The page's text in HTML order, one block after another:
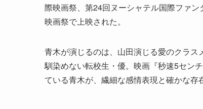
際映画祭、第24回ヌーシャテル国際ファ
映画祭で上映された。
青木が演じるのは、山田演じる愛のクラ
馴染めない転校生・優。映画『秒速5セン
ている青木が、繊細な感情表現と確かな存